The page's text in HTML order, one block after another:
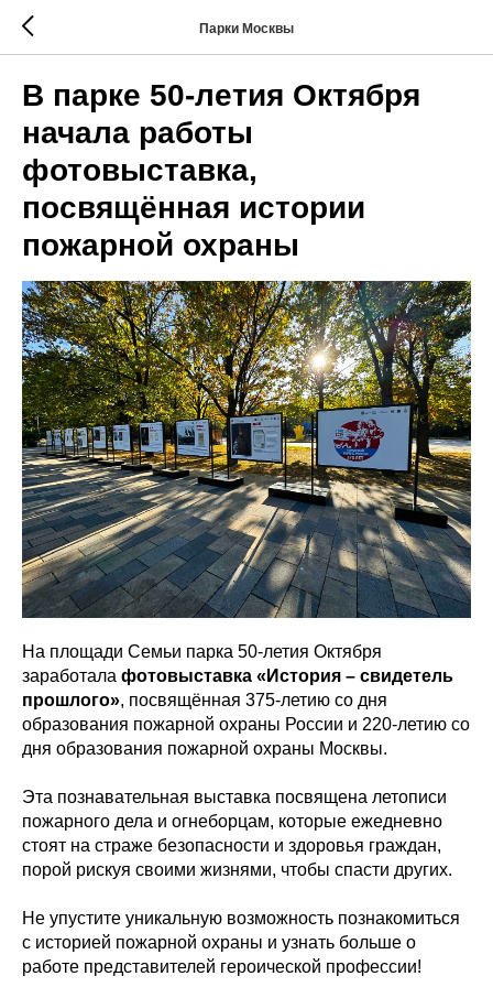
Парки Москвы
В парке 50-летия Октября
начала работы
фотовыставка,
посвящённая истории
пожарной охраны
На площади Семьи парка 50-летия Октября
заработала фотовыставка «История – свидетель
прошлого», посвящённая 375-летию со дня
образования пожарной охраны России и 220-летию со
дня образования пожарной охраны Москвы.
Эта познавательная выставка посвящена летописи
пожарного дела и огнеборцам, которые ежедневно
стоят на страже безопасности и здоровья граждан,
порой рискуя своими жизнями, чтобы спасти других.
Не упустите уникальную возможность познакомиться
с историей пожарной охраны и узнать больше о
работе представителей героической профессии!